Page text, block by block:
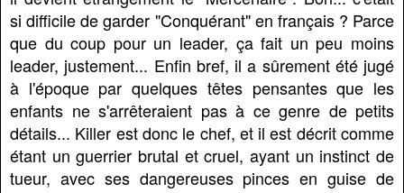
si difficile de garder "Conquérant" en français ? Parce
que du coup pour un leader, ça fait un peu moins
leader, justement... Enfin bref, il a sûrement été jugé
à l'époque par quelques têtes pensantes que les
enfants ne s'arrêteraient pas à ce genre de petits
détails... Killer est donc le chef, et il est décrit comme
étant un guerrier brutal et cruel, ayant un instinct de
tueur, avec ses dangereuses pinces en guise de